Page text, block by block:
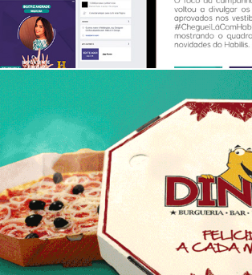
Dinos - Marca e Id.